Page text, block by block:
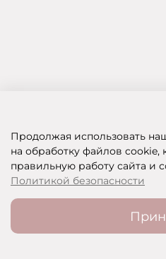
SHOP OF BEAUTY -
Продолжая использовать
на обработку файлов
правильную работу сайта и
Политикой безопасности